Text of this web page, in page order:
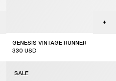
GENESIS VINTAGE RUNNER
330 USD
SALE